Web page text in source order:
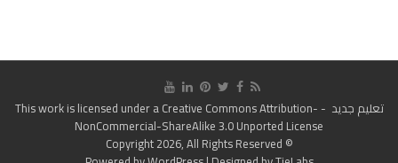
تعليم جديد - This work is licensed under a
Creative Commons Attribution-
NonCommercial-ShareAlike 3.0 Unported License
© Copyright 2026, All Rights Reserved